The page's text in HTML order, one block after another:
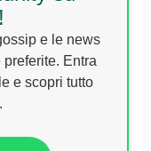
e le news
Entra
e scopri tutto